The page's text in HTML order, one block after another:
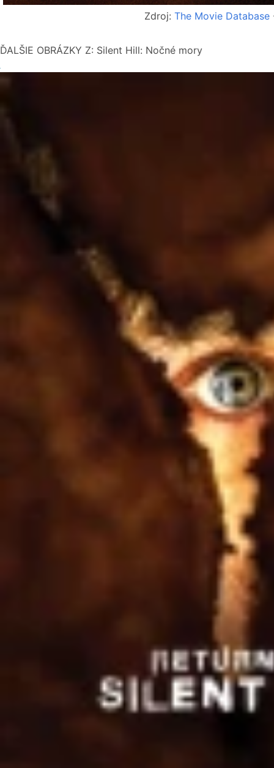
Zdroj: The Movie Database
ĎALŠIE OBRÁZKY Z: Silent Hill: Nočné mory